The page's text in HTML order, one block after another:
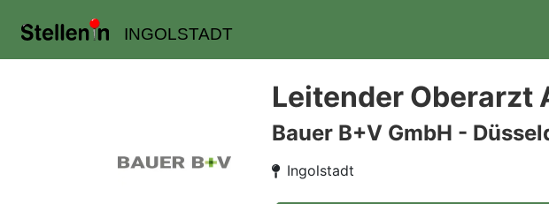
INGOLSTADT
Leitender
Bauer B+V GmbH -
Ingolstadt